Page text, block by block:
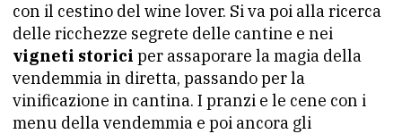
con il cestino del wine lover. Si va poi alla ricerca
delle ricchezze segrete delle cantine e nei
vigneti storici per assaporare la magia della
vendemmia in diretta, passando per la
vinificazione in cantina. I pranzi e le cene con i
menu della vendemmia e poi ancora gli